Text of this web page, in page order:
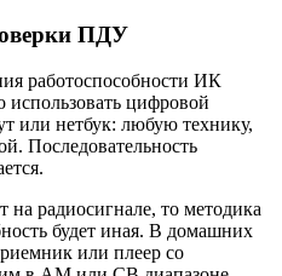
ПДУ
работоспособности ИК
использовать цифровой
или нетбук: любую технику,
Последовательность
на радиосигнале, то методика
будет иная. В домашних
или плеер со